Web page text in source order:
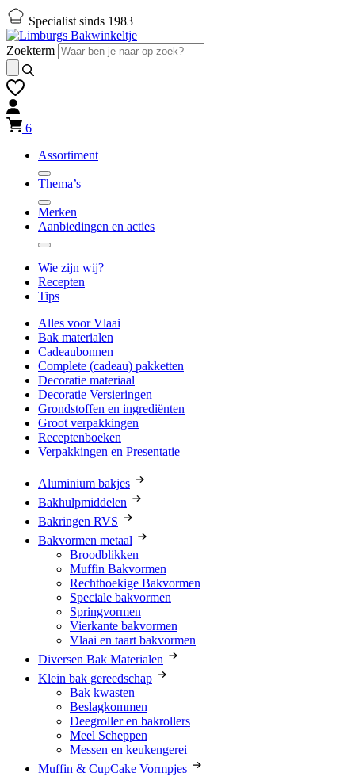
Naar
hoofd-
inhoud
gaan
Naar
footer
gaan
Specialist sinds 1983
Zoekterm
6
Assortiment
Thema’s
Merken
Aanbiedingen en acties
Wie zijn wij?
Recepten
Tips
Alles voor Vlaai
Bak materialen
Cadeaubonnen
Complete (cadeau) pakketten
Decoratie materiaal
Decoratie Versieringen
Grondstoffen en ingrediënten
Groot verpakkingen
Receptenboeken
Verpakkingen en Presentatie
Aluminium bakjes
Bakhulpmiddelen
Bakringen RVS
Bakvormen metaal
Broodblikken
Muffin Bakvormen
Rechthoekige Bakvormen
Speciale bakvormen
Springvormen
Vierkante bakvormen
Vlaai en taart bakvormen
Diversen Bak Materialen
Klein bak gereedschap
Bak kwasten
Beslagkommen
Deegroller en bakrollers
Meel Scheppen
Messen en keukengerei
Muffin & CupCake Vormpjes